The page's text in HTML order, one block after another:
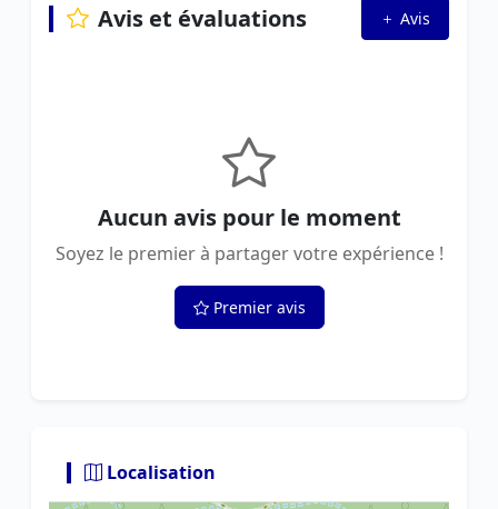
Avis et évaluations Avis
Aucun avis pour le moment
Soyez le premier à partager votre expérience !
Premier avis
Localisation